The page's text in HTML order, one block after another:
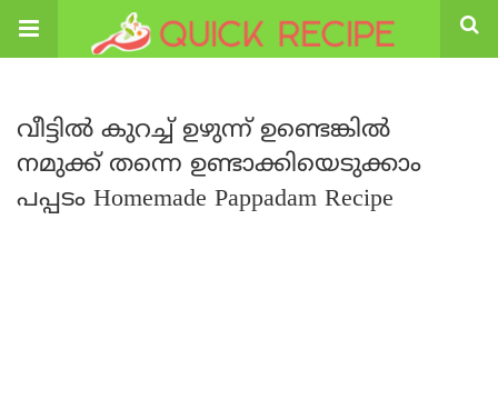
വീട്ടിൽ കുറച്ച് ഉഴുന്ന് ഉണ്ടെങ്കിൽ
നമുക്ക് തന്നെ ഉണ്ടാക്കിയെടുക്കാം
പപ്പടം Homemade Pappadam Recipe